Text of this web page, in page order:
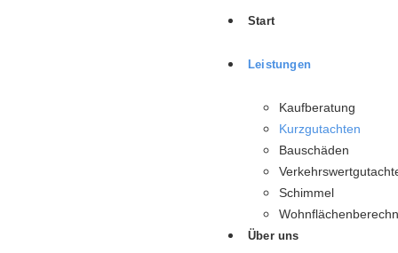
Start
Leistungen
Kaufberatung
Kurzgutachten
Bauschäden
Schimmel
Über uns